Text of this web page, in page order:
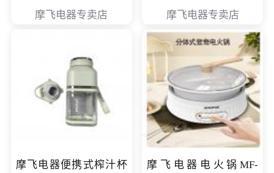
摩飞电器专卖店 摩飞电器专卖店
摩飞电器便携式榨汁杯
摩飞电器电火锅MF-